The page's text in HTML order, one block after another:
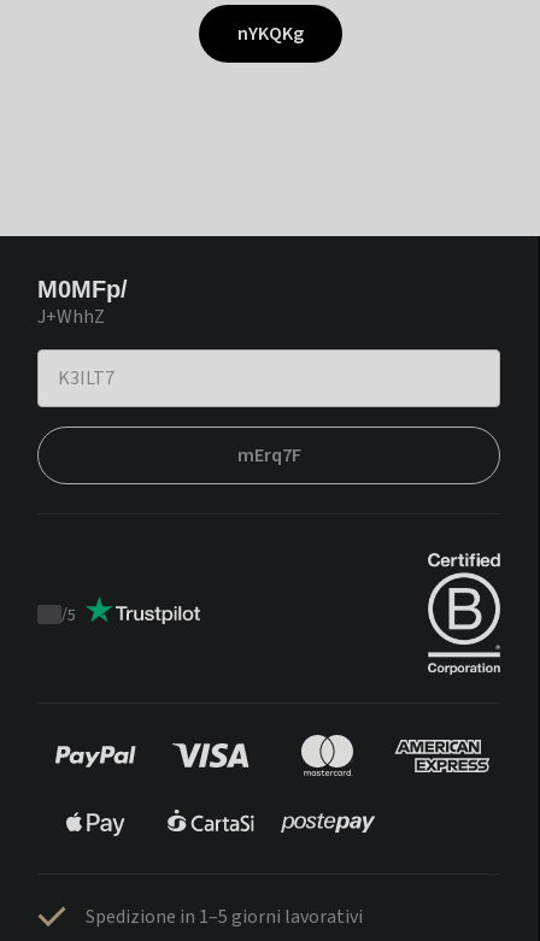
nYKQKg
M0MFp/
J+WhhZ
mErq7F
Trustpilot
/5
Spedizione in 1–5 giorni lavorativi